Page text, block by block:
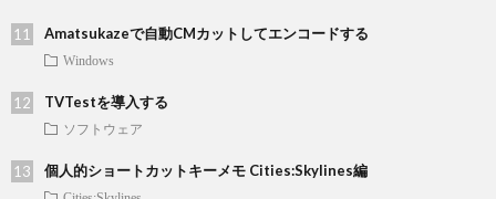
Amatsukazeで自動CMカットしてエンコードする
Windows
TVTestを導入する
ソフトウェア
個人的ショートカットキーメモ Cities:Skylines編